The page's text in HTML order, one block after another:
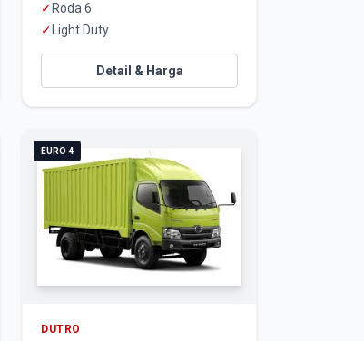
✓ Roda 6
✓ Light Duty
Detail & Harga
EURO 4
DUTRO